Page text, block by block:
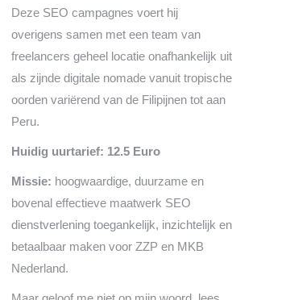
Deze SEO campagnes voert hij
overigens samen met een team van
freelancers geheel locatie onafhankelijk uit
als zijnde digitale nomade vanuit tropische
oorden variërend van de Filipijnen tot aan
Peru.
Huidig uurtarief: 12.5 Euro
Missie: hoogwaardige, duurzame en
bovenal effectieve maatwerk SEO
dienstverlening toegankelijk, inzichtelijk en
betaalbaar maken voor ZZP en MKB
Nederland.